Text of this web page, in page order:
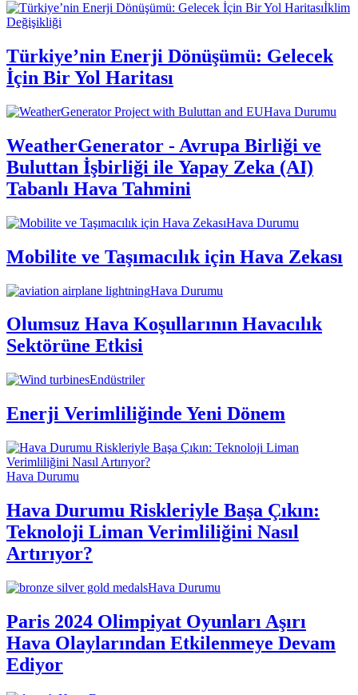
İklim
Değişikliği
Türkiye’nin Enerji Dönüşümü: Gelecek
İçin Bir Yol Haritası
Hava Durumu
WeatherGenerator - Avrupa Birliği ve
Buluttan İşbirliği ile Yapay Zeka (AI)
Tabanlı Hava Tahmini
Hava Durumu
Mobilite ve Taşımacılık için Hava Zekası
Hava Durumu
Olumsuz Hava Koşullarının Havacılık
Sektörüne Etkisi
Endüstriler
Enerji Verimliliğinde Yeni Dönem
Hava Durumu
Hava Durumu Riskleriyle Başa Çıkın:
Teknoloji Liman Verimliliğini Nasıl
Artırıyor?
Hava Durumu
Paris 2024 Olimpiyat Oyunları Aşırı
Hava Olaylarından Etkilenmeye Devam
Ediyor